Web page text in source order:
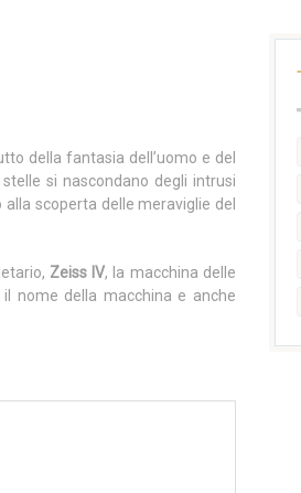
della fantasia dell’uomo e del
si nascondano degli intrusi
scoperta delle meraviglie del
Zeiss IV, la macchina delle
il nome della macchina e anche